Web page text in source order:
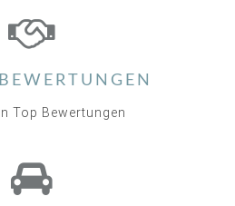
Top Bewertungen